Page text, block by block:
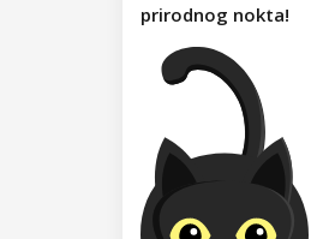
Kolekcija Time to
Kolekcija Let It
Kolekcija
Kolekcija Princess
prirodnog nokta!